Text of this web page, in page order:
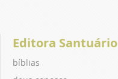
Editora Santuário
bíblias